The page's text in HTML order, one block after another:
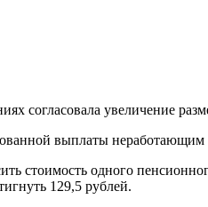
согласовала увеличение
выплаты
стоимость одного
129,5 рублей.